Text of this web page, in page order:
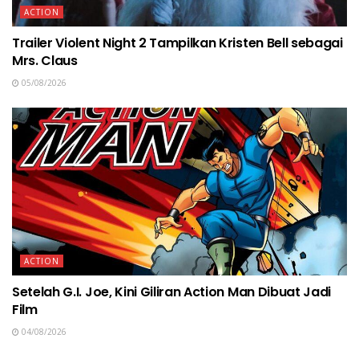
ACTION
Trailer Violent Night 2 Tampilkan Kristen Bell sebagai
Mrs. Claus
05/08/2026
ACTION
Setelah G.I. Joe, Kini Giliran Action Man Dibuat Jadi
Film
04/08/2026